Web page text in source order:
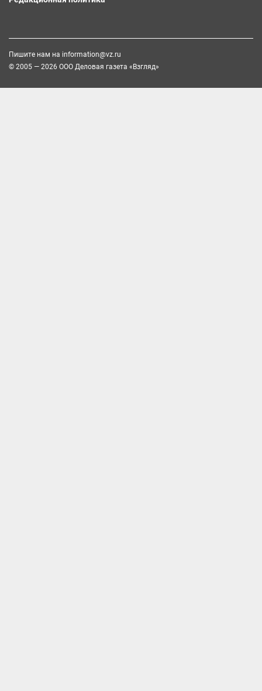
Пишите нам на information@vz.ru
© 2005 — 2026 ООО Деловая газета «Взгляд»